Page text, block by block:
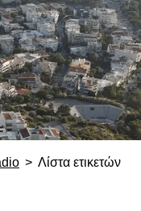
> Λίστα ετικετών